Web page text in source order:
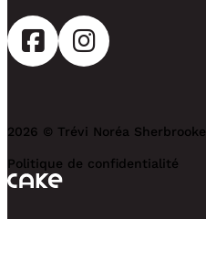
Politique de confidentialité
2026 © Trévi Noréa Sherbrooke